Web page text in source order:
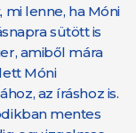
lenne, ha Móni
sütött is
amiből mára
Móni
az íráshoz is.
mentes